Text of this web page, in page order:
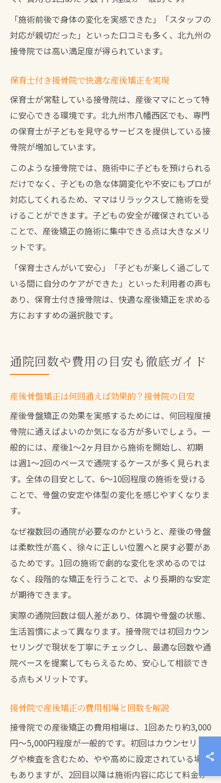
「施術前後で身体の変化を実感できた」「スタッフの
対応が親切だった」といった口コミも多く、北九州の
接骨院では高い満足度が得られています。
保育士付き接骨院で快適な産後矯正を実現
保育士が常駐している接骨院は、産後ママにとって特
に安心できる環境です。北九州市八幡西区でも、専門
の保育士が子どもを見守るサービスを提供している接
骨院が増加しています。
このような接骨院では、施術中に子どもを預けられる
だけでなく、子どもの急な体調変化や不安にもプロが
対応してくれるため、ママはリラックスして施術を受
けることができます。子どもの安全が確保されている
ことで、産後矯正の施術に集中できる点は大きなメリ
ットです。
「保育士さんがいて安心」「子どもが楽しく過ごして
いる間に自分のケアができた」といった利用者の声も
あり、保育士付き接骨院は、快適な産後矯正を求める
方におすすめの選択肢です。
通院回数や費用の目安も徹底ガイド
産後骨盤矯正は何回通えば効果的？接骨院の目安
産後骨盤矯正の効果を実感するためには、何回程度接
骨院に通えばよいのか気になる方が多いでしょう。一
般的には、産後1～2ヶ月目から施術を開始し、初期
は週1～2回のペースで通院するケースが多く見られま
す。全体の目安として、6～10回程度の施術を受ける
ことで、骨盤の安定や体型の変化を感じやすくなりま
す。
なぜ複数回の通院が必要なのかというと、産後の骨盤
は柔軟性が高く、徐々に正しい位置へと戻す必要があ
るためです。1回の施術で劇的な変化を求めるのでは
なく、段階的な矯正を行うことで、より長期的な安定
が期待できます。
実際の通院回数は個人差があり、体調や骨盤の状態、
生活習慣によって異なります。接骨院では初回カウン
セリングで現状を丁寧にチェックし、最適な回数や通
院ペースを提案してもらえるため、安心して相談でき
る点もメリットです。
接骨院で産後矯正の費用相場と回数を解説
接骨院での産後矯正の費用相場は、1回あたり約3,000
円～5,000円程度が一般的です。初回はカウンセリン
グや検査を含むため、やや高めに設定されている場合
もありますが、2回目以降は施術内容に応じて料金が